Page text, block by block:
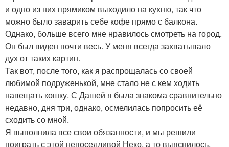
и одно из них прямиком выходило на кухню, так что
можно было заварить себе кофе прямо с балкона.
Однако, больше всего мне нравилось смотреть на город.
Он был виден почти весь. У меня всегда захватывало
дух от таких картин.
Так вот, после того, как я распрощалась со своей
любимой подруженькой, мне стало не с кем ходить
навещать кошку. С Дашей я была знакома сравнительно
недавно, дня три, однако, осмелилась попросить её
сходить со мной.
Я выполнила все свои обязанности, и мы решили
поиграть с этой непоседливой Неко, а то выяснилось,